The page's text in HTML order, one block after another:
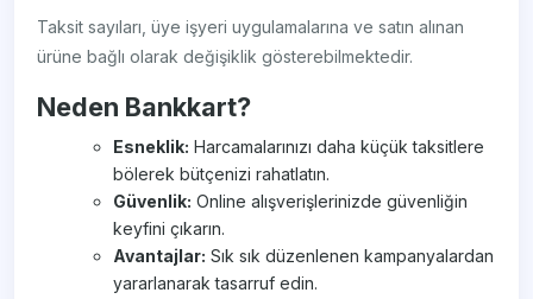
Taksit sayıları, üye işyeri uygulamalarına ve satın alınan
ürüne bağlı olarak değişiklik gösterebilmektedir.
Neden Bankkart?
Esneklik: Harcamalarınızı daha küçük taksitlere
bölerek bütçenizi rahatlatın.
Güvenlik: Online alışverişlerinizde güvenliğin
keyfini çıkarın.
Avantajlar: Sık sık düzenlenen kampanyalardan
yararlanarak tasarruf edin.